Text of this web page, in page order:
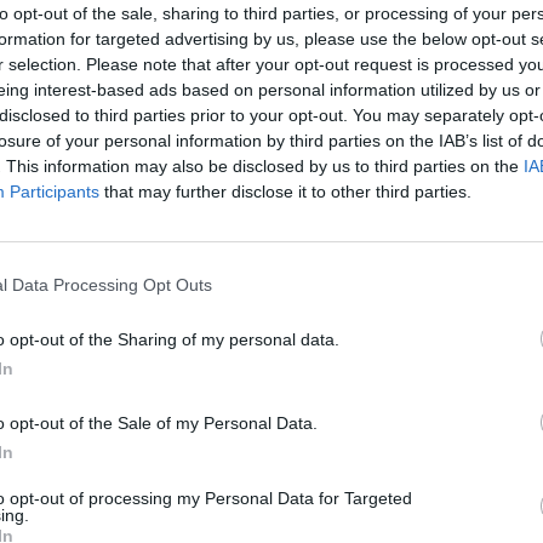
opt-out of the sale, sharing to third parties, or processing of your
for targeted advertising by us, please use the below opt-out
selection. Please note that after your opt-out request is processed
interest-based ads based on personal information utilized by us
to third parties prior to your opt-out. You may separately
of your personal information by third parties on the IAB’s list of
This information may also be disclosed by us to third parties on the
Participants that may further disclose it to other third parties.
Data Processing Opt Outs
opt-out of the Sharing of my personal data.
opt-out of the Sale of my Personal Data.
opt-out of processing my Personal Data for Targeted
με 4.800 ευρώ μεικτά– καιοι αυξήσεις
και τους τιτουλάριους μητροπολίτες.
επισκόπους και τους βοηθούς επισκόπους.
Αρχιεπισκόπου Χριστοδούλου. Οπως
των μισθών που λαμβάνουν οι
προς τον καθορισμό των μισθολογικών
και τώρα η κυβέρνηση αποφάσισε να
ορισμένοι ιεράρχες δηλώνουν
ότι ήταν γνωστό στο εσωτερικό της
στις συζητήσεις με την εκάστοτε